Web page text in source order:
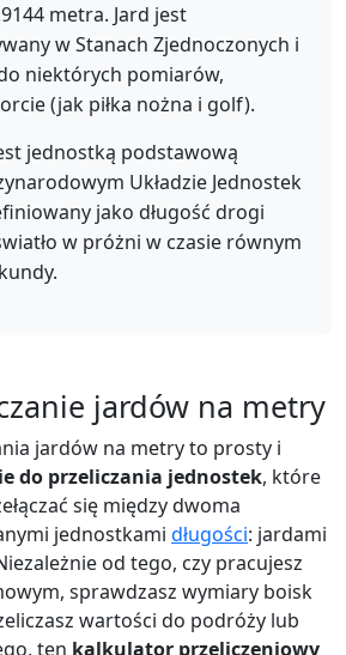
metra. Jard jest
w Stanach Zjednoczonych i
niektórych pomiarów,
(jak piłka nożna i golf).
jednostką podstawową
Układzie Jednostek
jako długość drogi
w próżni w czasie równym
jardów na metry
jardów na metry to prosty i
do przeliczania jednostek, które
się między dwoma
jednostkami długości: jardami
od tego, czy pracujesz
sprawdzasz wymiary boisk
wartości do podróży lub
ten kalkulator przeliczeniowy